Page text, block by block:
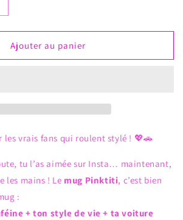
Ajouter au panier
les vrais fans qui roulent stylé ! 💖🚗
tu l’as aimée sur Insta… maintenant,
les mains ! Le mug Pinktiti, c’est bien
:
+ ton style de vie + ta voiture